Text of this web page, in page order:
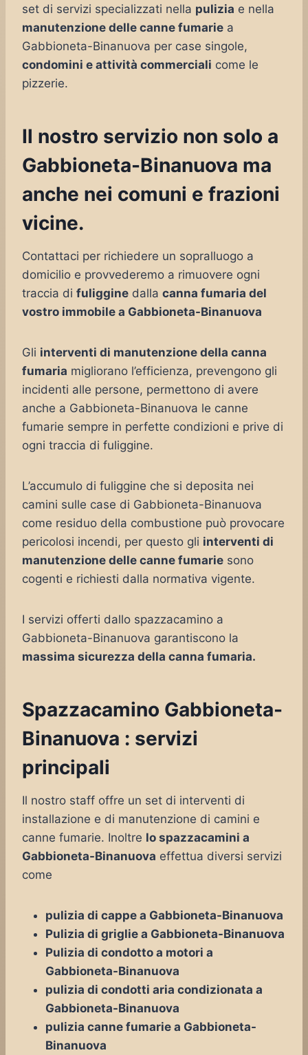
set di servizi specializzati nella pulizia e nella
manutenzione delle canne fumarie a
Gabbioneta-Binanuova per case singole,
condomini e attività commerciali come le
pizzerie.
Il nostro servizio non solo a
Gabbioneta-Binanuova ma
anche nei comuni e frazioni
vicine.
Contattaci per richiedere un sopralluogo a
domicilio e provvederemo a rimuovere ogni
traccia di fuliggine dalla canna fumaria del
vostro immobile a Gabbioneta-Binanuova
Gli interventi di manutenzione della canna
fumaria migliorano l’efficienza, prevengono gli
incidenti alle persone, permettono di avere
anche a Gabbioneta-Binanuova le canne
fumarie sempre in perfette condizioni e prive di
ogni traccia di fuliggine.
L’accumulo di fuliggine che si deposita nei
camini sulle case di Gabbioneta-Binanuova
come residuo della combustione può provocare
pericolosi incendi, per questo gli interventi di
manutenzione delle canne fumarie sono
cogenti e richiesti dalla normativa vigente.
I servizi offerti dallo spazzacamino a
Gabbioneta-Binanuova garantiscono la
massima sicurezza della canna fumaria.
Spazzacamino Gabbioneta-
Binanuova : servizi
principali
Il nostro staff offre un set di interventi di
installazione e di manutenzione di camini e
canne fumarie. Inoltre lo spazzacamini a
Gabbioneta-Binanuova effettua diversi servizi
come
pulizia di cappe a Gabbioneta-Binanuova
Pulizia di griglie a Gabbioneta-Binanuova
Pulizia di condotto a motori a
Gabbioneta-Binanuova
pulizia di condotti aria condizionata a
Gabbioneta-Binanuova
pulizia canne fumarie a Gabbioneta-
Binanuova